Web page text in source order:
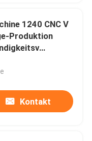
1240 CNC V
Produktion
Kontakt